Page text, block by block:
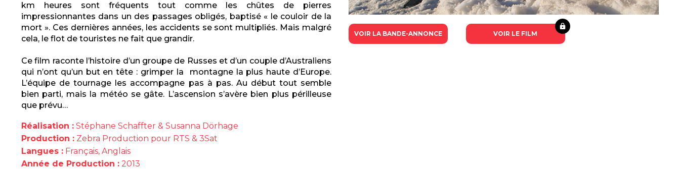
km heures sont fréquents tout comme les chûtes de pierres
impressionnantes dans un des passages obligés, baptisé « le couloir de la
mort ». Ces dernières années, les accidents se sont multipliés. Mais malgré
cela, le flot de touristes ne fait que grandir.
Ce film raconte l’histoire d’un groupe de Russes et d’un couple d’Australiens
qui n’ont qu’un but en tête : grimper la montagne la plus haute d’Europe.
L’équipe de tournage les accompagne pas à pas. Au début tout semble
bien parti, mais la météo se gâte. L’ascension s’avère bien plus périlleuse
que prévu…
Réalisation : Stéphane Schaffter & Susanna Dörhage
Production : Zebra Production pour RTS & 3Sat
Langues : Français, Anglais
Année de Production : 2013
VOIR LA BANDE-ANNONCE VOIR LE FILM